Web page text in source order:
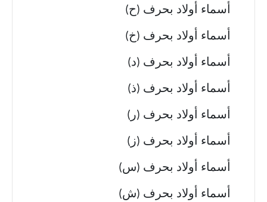
أسماء أولاد بحرف (ح)
أسماء أولاد بحرف (خ)
أسماء أولاد بحرف (د)
أسماء أولاد بحرف (ذ)
أسماء أولاد بحرف (ر)
أسماء أولاد بحرف (ز)
أسماء أولاد بحرف (س)
أسماء أولاد بحرف (ش)